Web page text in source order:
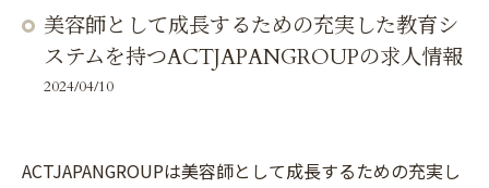
美容師として成長するための充実した教育シ
ステムを持つACTJAPANGROUPの求人情報
2024/04/10
ACTJAPANGROUPは美容師として成長するための充実し